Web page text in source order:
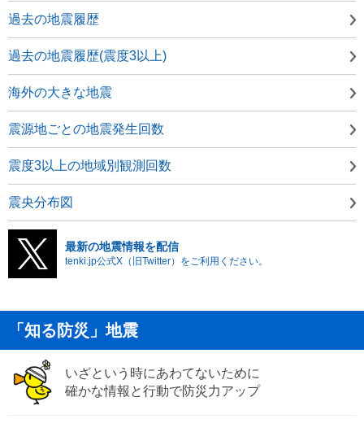
過去の地震履歴
過去の地震履歴(震度3以上)
海外の大きな地震
震源地ごとの地震発生回数
震度3以上の地域別観測回数
震央分布図
最新の地震情報を配信
tenki.jp公式X（旧Twitter）をご利用ください。
「知る防災」地震
いざという時にあわてないために
確かな情報と行動で防災力アップ